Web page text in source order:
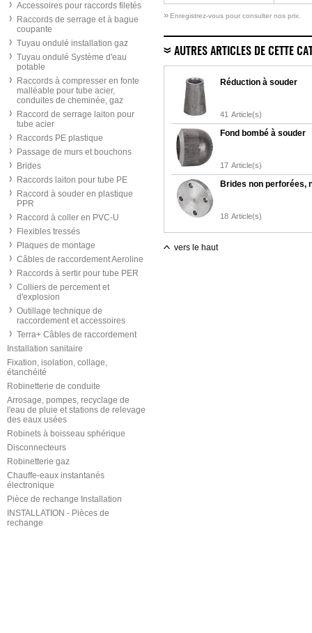
Accessoires pour raccords filetés
Raccords de serrage et à bague
coupante
Tuyau ondulé installation gaz
Tuyau ondulé Système d'eau
potable
Raccords à compresser en fonte
malléable pour tube acier,
conduites de cheminée, gaz
Raccord de serrage laiton pour
tube acier
Raccords PE plastique
Passage de murs et bouchons
Brides
Raccords laiton pour tube PE
Raccord à souder en plastique
PPR
Raccord à coller en PVC-U
Flexibles tressés
Plaques de montage
Câbles de raccordement Aeroline
Raccords à sertir pour tube PER
Colliers de percement et
d'explosion
Outillage technique de
raccordement et accessoires
Terra+ Câbles de raccordement
Installation sanitaire
Fixation, isolation, collage,
étanchéité
Robinetterie de conduite
Arrosage, pompes, recyclage de
l'eau de pluie et stations de relevage
des eaux usées
Robinets à boisseau sphérique
Disconnecteurs
Robinetterie gaz
Chauffe-eaux instantanés
électronique
Pièce de rechange Installation
INSTALLATION - Pièces de
rechange
» Enregistrez-vous pour consulter nos prix.
AUTRES ARTICLES DE CETTE
Réduction à souder
41 Article(s)
Fond bombé à souder
17 Article(s)
Brides non perforées,
18 Article(s)
vers le haut